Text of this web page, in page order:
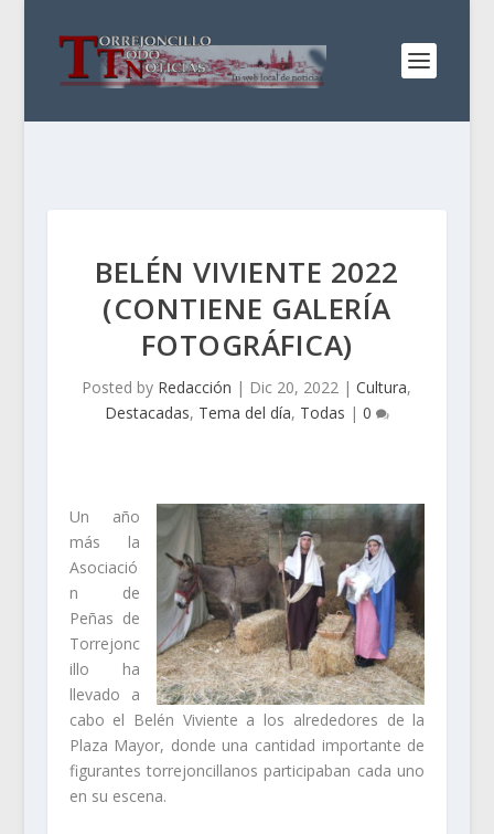
BELÉN VIVIENTE 2022
(CONTIENE GALERÍA
FOTOGRÁFICA)
Posted by Redacción | Dic 20, 2022 |Cultura,
Destacadas, Tema del día, Todas | 0
Un año
más la
Asociació
n de
Peñas de
Torrejonc
illo ha
llevado a
cabo el Belén Viviente a los alrededores de la
Plaza Mayor, donde una cantidad importante de
figurantes torrejoncillanos participaban cada uno
en su escena.